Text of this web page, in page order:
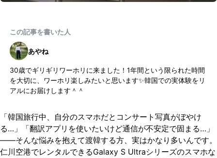
この記事を書いた人
あやね
30歳でギリギリワーホリに来ました！1年間という限られた時間
を大切に、ワーホリ楽しみたいと思います✨韓国での実体験をリ
アルにお届けします＾＾
「韓国旅行中、自分のスマホだとコンサート写真がぼやけ
る…」「翻訳アプリを使いたいけど通信が不安定で固まる…」
——そんな悩みを抱えて渡韓する方、実はかなり多いんです。
仁川空港でレンタルできるGalaxy S Ultraシリーズのスマホな